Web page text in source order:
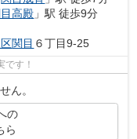
高殿 」駅 徒歩9分
関目 ６丁目9-25
す！
ん。
の
ら